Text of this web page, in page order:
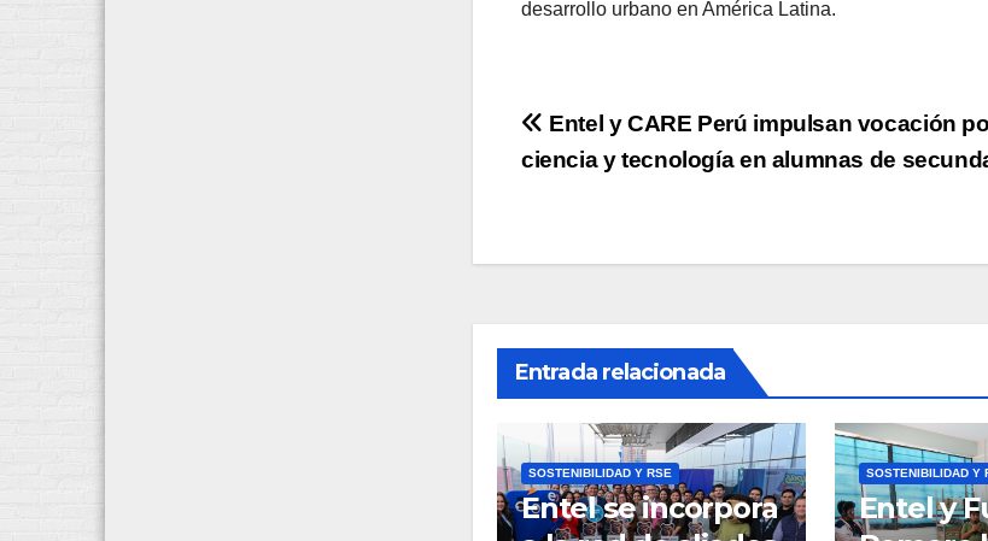
desarrollo urbano en América Latina.
Navegación
de
Entel y CARE Perú impulsan vocación
ciencia y tecnología en alumnas de
Entrada relacionada
SOSTENIBILIDAD Y RSE
Entel se incorpora
SOSTENIBILIDAD Y
Entel y